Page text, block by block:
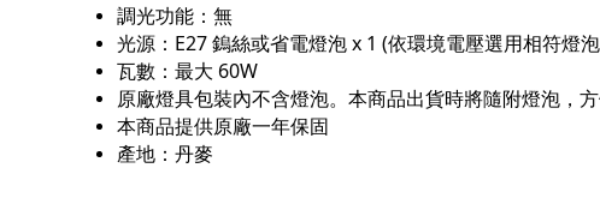
調光功能：無
光源：E27 鎢絲或省電燈泡 x 1 (依環境電壓選用相符燈
瓦數：最大 60W
原廠燈具包裝內不含燈泡。本商品出貨時將隨附燈泡，
本商品提供原廠一年保固
產地：丹麥